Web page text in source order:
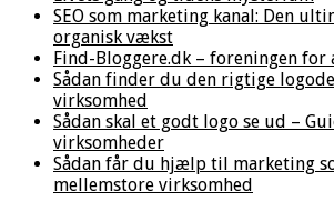
SEO som marketing kanal: Den
organisk vækst
Find-Bloggere.dk – foreningen
Sådan finder du den rigtige
virksomhed
Sådan skal et godt logo se ud –
virksomheder
Sådan får du hjælp til marketing
mellemstore virksomhed